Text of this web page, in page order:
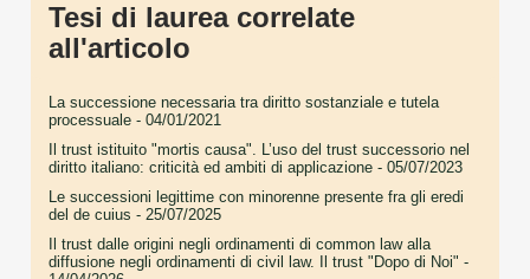
Tesi di laurea correlate
all'articolo
La successione necessaria tra diritto sostanziale e tutela
processuale - 04/01/2021
Il trust istituito "mortis causa". L’uso del trust successorio nel
diritto italiano: criticità ed ambiti di applicazione - 05/07/2023
Le successioni legittime con minorenne presente fra gli eredi
del de cuius - 25/07/2025
Il trust dalle origini negli ordinamenti di common law alla
diffusione negli ordinamenti di civil law. Il trust "Dopo di Noi" -